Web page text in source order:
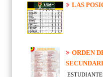
LAS
ORDEN